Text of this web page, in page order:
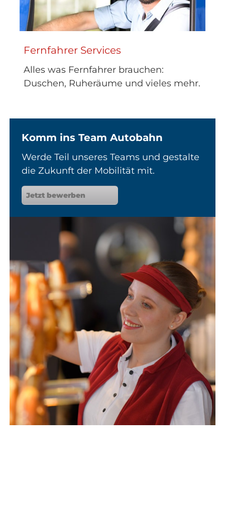
Fernfahrer Services
Alles was Fernfahrer brauchen:
Duschen, Ruheräume und vieles mehr.
Komm ins Team Autobahn
Werde Teil unseres Teams und gestalte
die Zukunft der Mobilität mit.
Jetzt bewerben